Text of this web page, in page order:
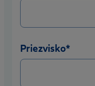
Priezvisko*